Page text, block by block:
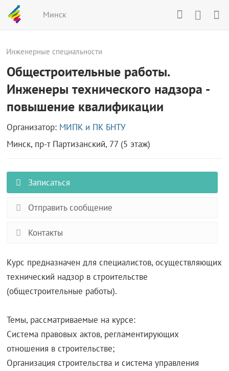
Минск
Инженерные специальности
Общестроительные работы.
Инженеры технического надзора -
повышение квалификации
Организатор: МИПК и ПК БНТУ
Минск, пр-т Партизанский, 77 (5 этаж)
Записаться
Отправить сообщение
Контакты
Курс предназначен для специалистов, осуществляющих
технический надзор в строительстве
(общестроительные работы).
Темы, рассматриваемые на курсе:
Система правовых актов, регламентирующих
отношения в строительстве;
Организация строительства и система управления